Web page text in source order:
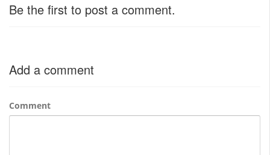
Be the first to post a comment.
Add a comment
Comment